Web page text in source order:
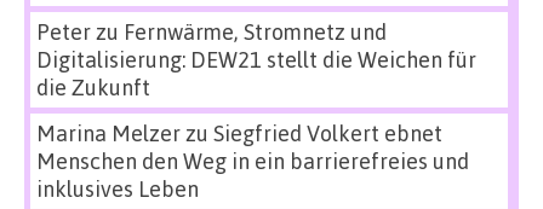
Peterzu Fernwärme, Stromnetz und
Digitalisierung: DEW21 stellt die Weichen für
die Zukunft
Marina Melzerzu Siegfried Volkert ebnet
Menschen den Weg in ein barrierefreies und
inklusives Leben